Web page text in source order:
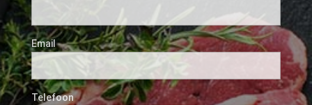
Email
Telefoon